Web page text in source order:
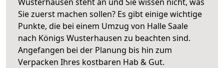
Sie zuerst machen sollen? Es gibt einige wichtige
Punkte, die bei einem Umzug von Halle Saale
nach Königs Wusterhausen zu beachten sind.
Angefangen bei der Planung bis hin zum
Verpacken Ihres kostbaren Hab & Gut.